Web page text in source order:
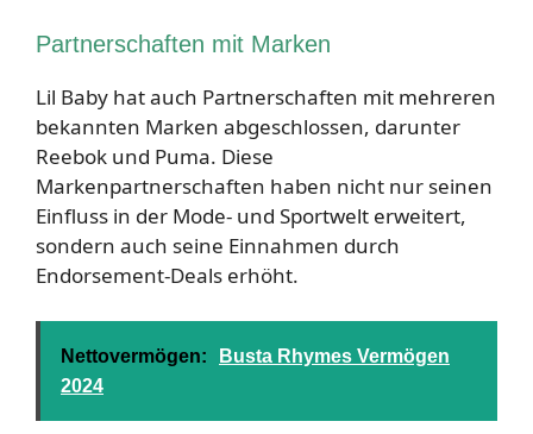
Partnerschaften mit Marken
Lil Baby hat auch Partnerschaften mit mehreren
bekannten Marken abgeschlossen, darunter
Reebok und Puma. Diese
Markenpartnerschaften haben nicht nur seinen
Einfluss in der Mode- und Sportwelt erweitert,
sondern auch seine Einnahmen durch
Endorsement-Deals erhöht.
Nettovermögen:
Busta Rhymes Vermögen
2024